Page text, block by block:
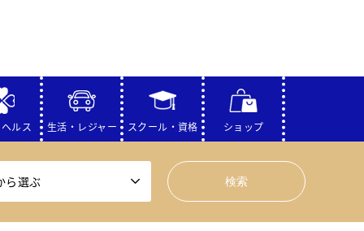
ルス 生活・レジャー スクール・資格 ショップ
ら選ぶ